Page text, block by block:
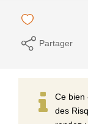
Partager
Ce bien
des